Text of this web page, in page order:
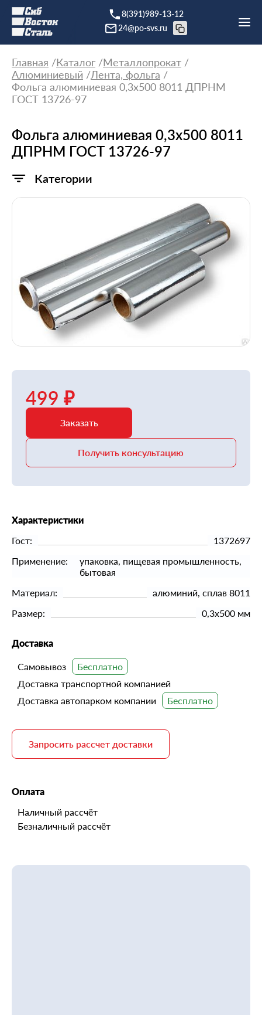
8(391)989-13-12
24@po-svs.ru
Главная Каталог
Металлопрокат
Алюминиевый
Лента, фольга
Фольга алюминиевая 0,3х500 8011 ДПРНМ
ГОСТ 13726-97
Фольга алюминиевая 0,3х500 8011
ДПРНМ ГОСТ 13726-97
Категории
499 ₽
Заказать
Получить консультацию
Характеристики
Гост:
1372697
Применение:
упаковка, пищевая промышленность,
бытовая
Материал:
алюминий, сплав 8011
Размер:
0,3х500 мм
Доставка
Самовывоз
Доставка транспортной компанией
Доставка автопарком компании
Запросить рассчет доставки
Оплата
Наличный рассчёт
Безналичный рассчёт